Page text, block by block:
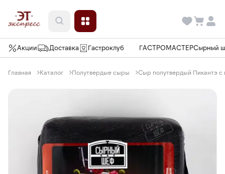
Акции Доставка Гастроклуб ГАСТРОМАСТЕРСырный
Главная Каталог Полутвердые сыры Сыр полутвердый Пикантэ с